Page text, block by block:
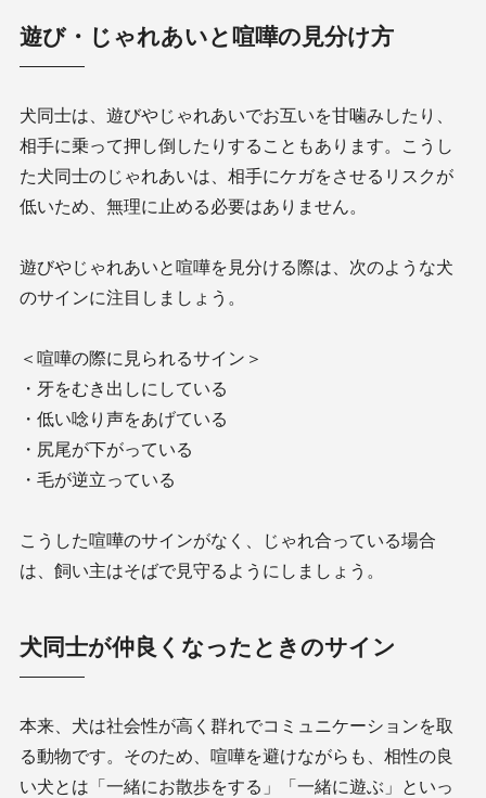
遊び・じゃれあいと喧嘩の見分け方
犬同士は、遊びやじゃれあいでお互いを甘噛みしたり、
相手に乗って押し倒したりすることもあります。こうし
た犬同士のじゃれあいは、相手にケガをさせるリスクが
低いため、無理に止める必要はありません。
遊びやじゃれあいと喧嘩を見分ける際は、次のような犬
のサインに注目しましょう。
＜喧嘩の際に見られるサイン＞
・牙をむき出しにしている
・低い唸り声をあげている
・尻尾が下がっている
・毛が逆立っている
こうした喧嘩のサインがなく、じゃれ合っている場合
は、飼い主はそばで見守るようにしましょう。
犬同士が仲良くなったときのサイン
本来、犬は社会性が高く群れでコミュニケーションを取
る動物です。そのため、喧嘩を避けながらも、相性の良
い犬とは「一緒にお散歩をする」「一緒に遊ぶ」といっ